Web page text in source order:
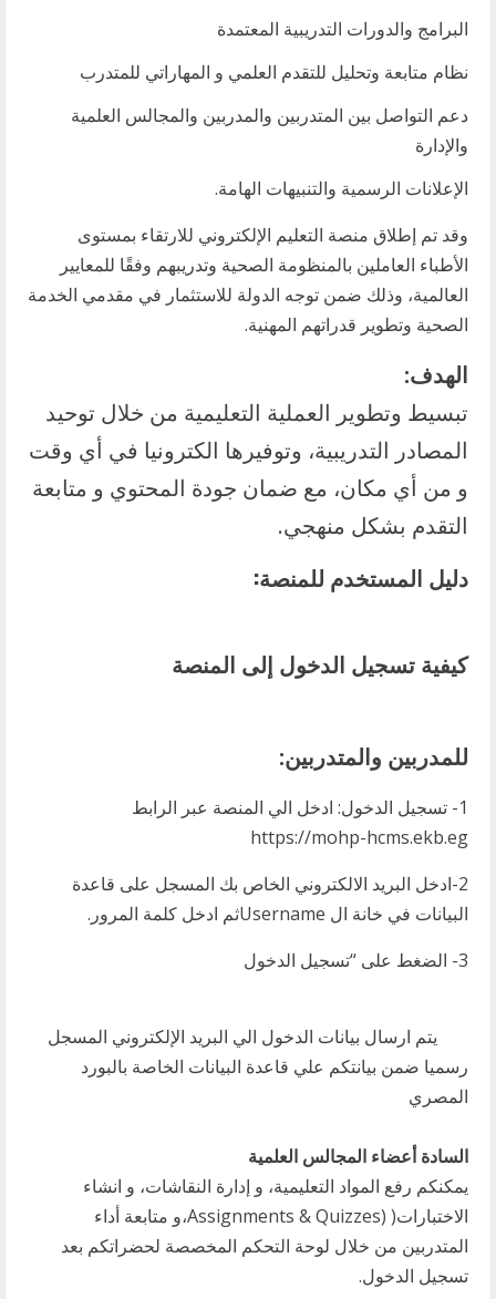
البرامج والدورات التدريبية المعتمدة
نظام متابعة وتحليل للتقدم العلمي و المهاراتي للمتدرب
دعم التواصل بين المتدربين والمدربين والمجالس العلمية
والإدارة
الإعلانات الرسمية والتنبيهات الهامة.
وقد تم إطلاق منصة التعليم الإلكتروني للارتقاء بمستوى
الأطباء العاملين بالمنظومة الصحية وتدريبهم وفقًا للمعايير
العالمية، وذلك ضمن توجه الدولة للاستثمار في مقدمي الخدمة
الصحية وتطوير قدراتهم المهنية.
الهدف:
تبسيط وتطوير العملية التعليمية من خلال توحيد
المصادر التدريبية، وتوفيرها الكترونيا في أي وقت
و من أي مكان، مع ضمان جودة المحتوي و متابعة
التقدم بشكل منهجي.
دليل المستخدم للمنصة:
كيفية تسجيل الدخول إلى المنصة
للمدربين والمتدربين:
1- تسجيل الدخول: ادخل الي المنصة عبر الرابط
https://mohp-hcms.ekb.eg
2-ادخل البريد الالكتروني الخاص بك المسجل على قاعدة
البيانات في خانة ال Usernameثم ادخل كلمة المرور.
3- الضغط على “تسجيل الدخول
يتم ارسال بيانات الدخول الي البريد الإلكتروني المسجل
رسميا ضمن بيانتكم علي قاعدة البيانات الخاصة بالبورد
المصري
السادة أعضاء المجالس العلمية
يمكنكم رفع المواد التعليمية، و إدارة النقاشات، و انشاء
الاختبارات( (Assignments & Quizzes،و متابعة أداء
المتدربين من خلال لوحة التحكم المخصصة لحضراتكم بعد
تسجيل الدخول.